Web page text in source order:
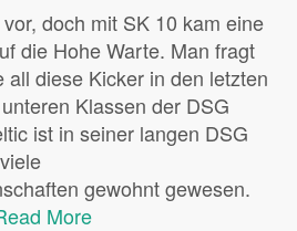
doch mit SK 10 kam eine
die Hohe Warte. Man fragt
all diese Kicker in den letzten
Klassen der DSG
ist in seiner langen DSG
gewohnt gewesen.
More